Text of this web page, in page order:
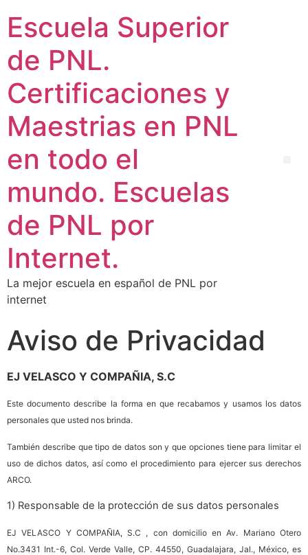
Escuela Superior
de PNL.
Certificaciones y
Maestrias en PNL
en todo el
mundo. Escuelas
de PNL por
Internet.
La mejor escuela en español de PNL por
internet
Aviso de Privacidad
EJ VELASCO Y COMPAÑIA, S.C
Este documento describe la forma en que recabamos y usamos los datos
personales que usted nos brinda.
También describe que tipo de datos son y que opciones tiene para limitar el
uso de dichos datos, así como el procedimiento para ejercer sus derechos
ARCO.
1) Responsable de la protección de sus datos personales
EJ VELASCO Y COMPAÑIA, S.C , con domicilio en Av. Mariano Otero
No.3431 Int.-6, Col. Verde Valle, CP. 44550, Guadalajara, Jal., México, es